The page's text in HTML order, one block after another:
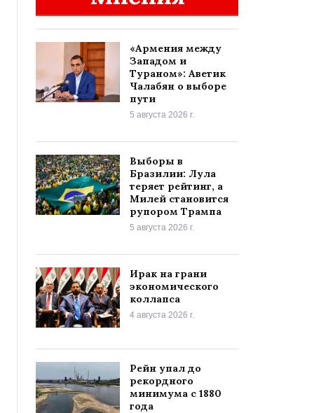
«Армения между
Западом и
Тураном»: Аветик
Чалабян о выборе
пути
5 августа 2026 г.
Выборы в
Бразилии: Лула
теряет рейтинг, а
Милей становится
рупором Трампа
5 августа 2026 г.
Ирак на грани
экономического
коллапса
4 августа 2026 г.
Рейн упал до
рекордного
минимума с 1880
года